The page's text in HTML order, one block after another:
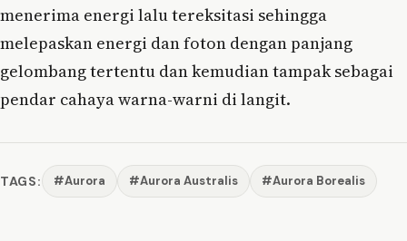
menerima energi lalu tereksitasi sehingga
melepaskan energi dan foton dengan panjang
gelombang tertentu dan kemudian tampak sebagai
pendar cahaya warna-warni di langit.
TAGS: #Aurora #Aurora Australis #Aurora Borealis